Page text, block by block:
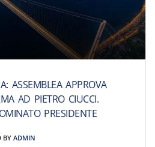
ASSEMBLEA APPROVA
AD PIETRO CIUCCI.
PRESIDENTE
BYADMIN